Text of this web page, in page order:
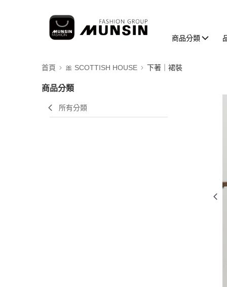
商品分類
首頁 🎀 SCOTTISH HOUSE 下著｜裙裝
商品分類
所有分類